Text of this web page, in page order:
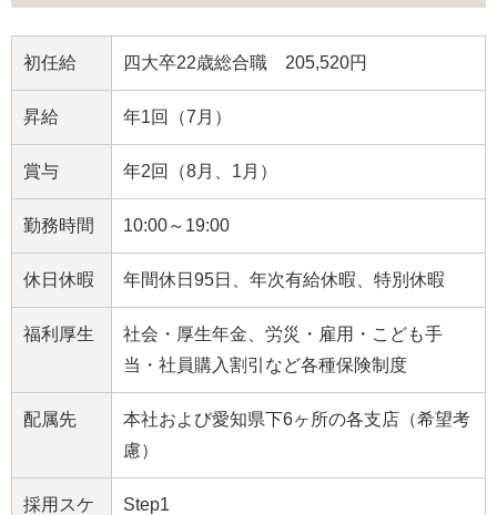
初任給 四大卒22歳総合職 205,520円
昇給 年1回（7月）
賞与 年2回（8月、1月）
勤務時間 10:00～19:00
休日休暇 年間休日95日、年次有給休暇、特別休暇
福利厚生
社会・厚生年金、労災・雇用・こども手
当・社員購入割引など各種保険制度
配属先
本社および愛知県下6ヶ所の各支店（希望考
慮）
採用スケ
Step1